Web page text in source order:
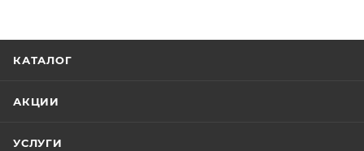
КАТАЛОГ
АКЦИИ
УСЛУГИ